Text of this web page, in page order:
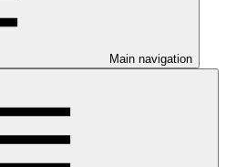
Main navigation